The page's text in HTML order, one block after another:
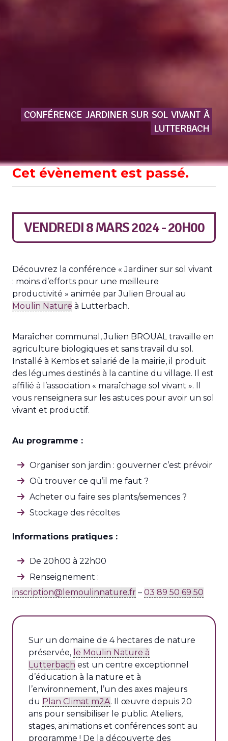
CONFÉRENCE JARDINER SUR SOL VIVANT À
LUTTERBACH
Cet évènement est passé.
VENDREDI 8 MARS 2024 - 20H00
Découvrez la conférence « Jardiner sur sol vivant
: moins d’efforts pour une meilleure
productivité » animée par Julien Broual au
Moulin Nature à Lutterbach.
Maraîcher communal, Julien BROUAL travaille en
agriculture biologiques et sans travail du sol.
Installé à Kembs et salarié de la mairie, il produit
des légumes destinés à la cantine du village. Il est
affilié à l’association « maraîchage sol vivant ». Il
vous renseignera sur les astuces pour avoir un sol
vivant et productif.
Au programme :
Organiser son jardin : gouverner c’est prévoir
Où trouver ce qu’il me faut ?
Acheter ou faire ses plants/semences ?
Stockage des récoltes
Informations pratiques :
De 20h00 à 22h00
Renseignement :
inscription@lemoulinnature.fr – 03 89 50 69 50
Sur un domaine de 4 hectares de nature
préservée, le Moulin Nature à
Lutterbach est un centre exceptionnel
d’éducation à la nature et à
l’environnement, l’un des axes majeurs
du Plan Climat m2A. Il œuvre depuis 20
ans pour sensibiliser le public. Ateliers,
stages, animations et conférences sont au
programme ! De la découverte des